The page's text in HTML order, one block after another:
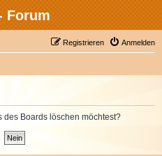
Forum
Anmelden
Registrieren
des Boards löschen möchtest?